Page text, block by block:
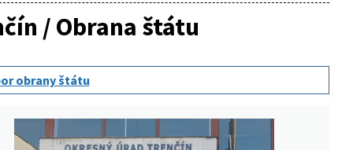
/ Obrana štátu
obrany štátu